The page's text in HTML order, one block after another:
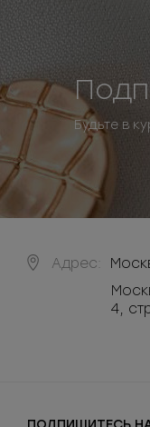
Будьте в
Адрес:
4,